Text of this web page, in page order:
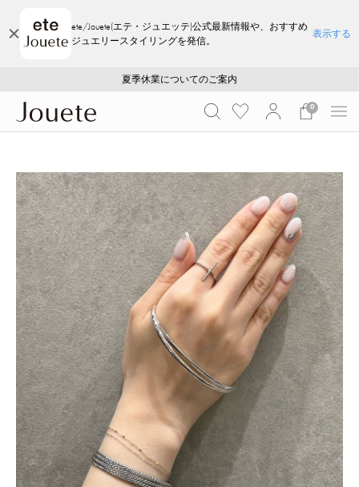
ete/Jouete(エテ・ジュエッテ)公式最新情報や、おすすめ
ジュエリースタイリングを発信。
表示する
採用のご案内
ご注文いただいたお品物のお届け状況について
夏季休業についてのご案内
WEB LIMITED ITEMS >>
採用のご案内
ご注文いただいたお品物のお届け状況について
0